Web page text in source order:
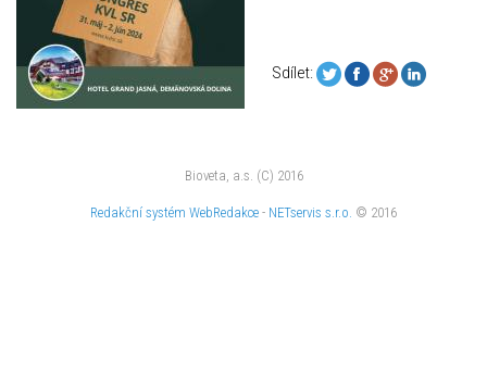
Sdílet:
Bioveta, a.s. (C) 2016
Redakční systém WebRedakce - NETservis s.r.o. © 2016